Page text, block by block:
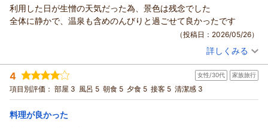
この経験は、なかなかできないと思いました。湯船が広くバリエ
ーションもありましたので、久々に長風呂してしまいました。
夕飯は会席形式でした。ひとつひとつ美味しかったのですが、お
です。とはいえ、我が家のペースが遅い方なので、ほかの方はあ
まり感じないかもしれません。
朝食はバイキング、料理が美味しく小皿に盛られていて取りやす
かったです。盛り付けも綺麗で気持ちよかったです。
足のお宿でした。
利用した日が生憎の天気だった為、景色は残念でした
全体に静かで、温泉も含めのんびりと過ごせて良かったです
（投稿日：2026/05/26）
投稿者： マ～サさん(男性/40代)
宿泊プラン： ＜素泊まりプラン＞最終チェックイン24時までOK！富士山眺
望！絶景天空露天風呂で癒しの贅沢湯浴み
ツイン 食事なし
宿泊価格帯： 15,001～16,000円(大人一人あたり/税込)
詳しくみる
4 女性/30代 家族旅行
項目別評価： 部屋 3 風呂 5 朝食 5 夕食 5 接客 5 清潔感 3
料理が良かった